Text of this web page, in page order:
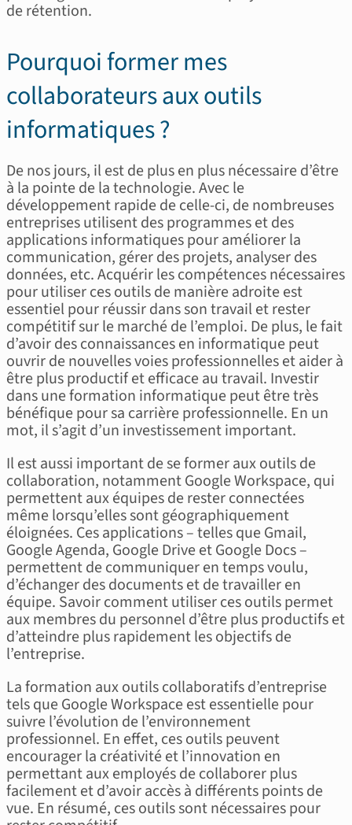
de rétention.
Pourquoi former mes
collaborateurs aux outils
informatiques ?
De nos jours, il est de plus en plus nécessaire d’être
à la pointe de la technologie. Avec le
développement rapide de celle-ci, de nombreuses
entreprises utilisent des programmes et des
applications informatiques pour améliorer la
communication, gérer des projets, analyser des
données, etc. Acquérir les compétences nécessaires
pour utiliser ces outils de manière adroite est
essentiel pour réussir dans son travail et rester
compétitif sur le marché de l’emploi. De plus, le fait
d’avoir des connaissances en informatique peut
ouvrir de nouvelles voies professionnelles et aider à
être plus productif et efficace au travail. Investir
dans une formation informatique peut être très
bénéfique pour sa carrière professionnelle. En un
mot, il s’agit d’un investissement important.
Il est aussi important de se former aux outils de
collaboration, notamment Google Workspace, qui
permettent aux équipes de rester connectées
même lorsqu’elles sont géographiquement
éloignées. Ces applications – telles que Gmail,
Google Agenda, Google Drive et Google Docs –
permettent de communiquer en temps voulu,
d’échanger des documents et de travailler en
équipe. Savoir comment utiliser ces outils permet
aux membres du personnel d’être plus productifs et
d’atteindre plus rapidement les objectifs de
l’entreprise.
La formation aux outils collaboratifs d’entreprise
tels que Google Workspace est essentielle pour
suivre l’évolution de l’environnement
professionnel. En effet, ces outils peuvent
encourager la créativité et l’innovation en
permettant aux employés de collaborer plus
facilement et d’avoir accès à différents points de
vue. En résumé, ces outils sont nécessaires pour